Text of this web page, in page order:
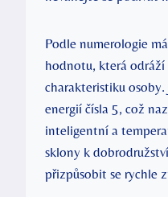
Podle numerologie
hodnotu, která odráží
charakteristiku osoby.
energií čísla 5, což
inteligentní a
sklony k
přizpůsobit se rychle